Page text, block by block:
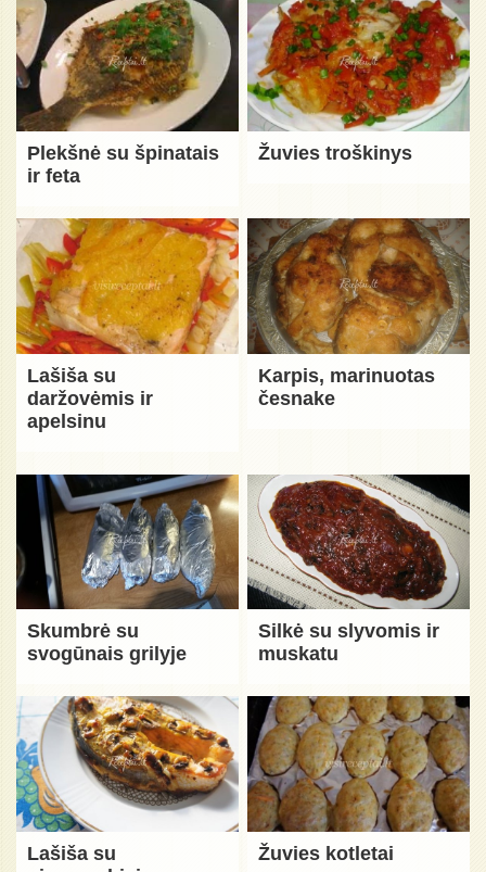
Plekšnė su špinatais
ir feta
Žuvies troškinys
Lašiša su
daržovėmis ir
apelsinu
Karpis, marinuotas
česnake
Skumbrė su
svogūnais grilyje
Silkė su slyvomis ir
muskatu
Lašiša su
Žuvies kotletai